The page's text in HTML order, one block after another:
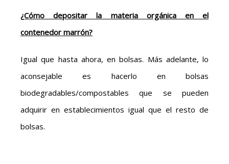
¿Cómo depositar la materia orgánica en el
contenedor marrón?
Igual que hasta ahora, en bolsas. Más adelante, lo
aconsejable es hacerlo en bolsas
biodegradables/compostables que se pueden
adquirir en establecimientos igual que el resto de
bolsas.